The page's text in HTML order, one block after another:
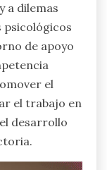
a dilemas
psicológicos
de apoyo
el
el trabajo en
desarrollo